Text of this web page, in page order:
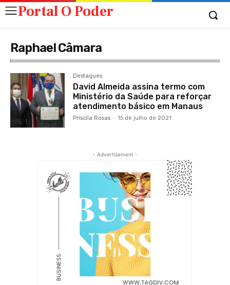
Portal O Poder
Raphael Câmara
Destaques
David Almeida assina termo com
Ministério da Saúde para reforçar
atendimento básico em Manaus
Priscila Rosas - 15 de julho de 2021
- Advertisement -